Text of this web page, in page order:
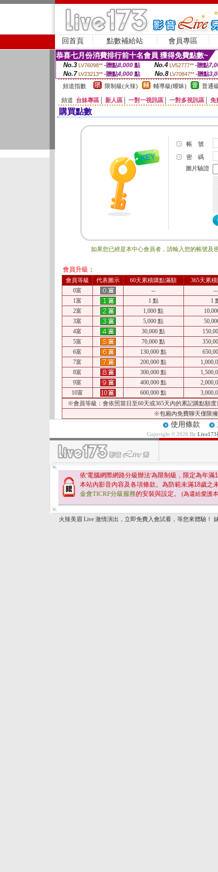
回首頁 點數補給站 會員專區
恭喜七月份消費排行前十名會員 獲得免費點數~
No.3 LV76098** -贈點8,000點 No.4 LV52777** -贈點
No.7 LV23213** -贈點4,000 點 No.8 LV70847** -贈點
頻道指數
限制級(火辣) 輔導級(曖昧) 普通
頻道 台妹專區 新人區 一對一視訊區 一對多視訊區 免
購買點數
帳 號
密 碼
圖片驗證
如果您已經是本中心會員者，請輸入您的帳號及
會員升級；
會員等級 代表圖示 60天累積購點滿額
365天累
0富
--
--
1富
1 點
1
2富
1,000 點
3富
5,000 點
4富
30,000 點
5富
70,000 點
6富
130,000 點
7富
200,000 點
8富
300,000 點
9富
400,000 點
10富
600,000 點
※會員等級：會依照當日至60天或365天內的累記購點額
※包廂內免費聊天僅限
使用條款
Copyright © 2026 By Live173
依'電腦網際網路分級辦法'為限制級，限定為年滿
本站內影音內容及各項條款。為防範未滿18歲之
金會TICRF分級服務的安裝與設定。 (為還給愛護
火辣美眉 Live 激情演出，立即免費入會試看，等您來體驗！